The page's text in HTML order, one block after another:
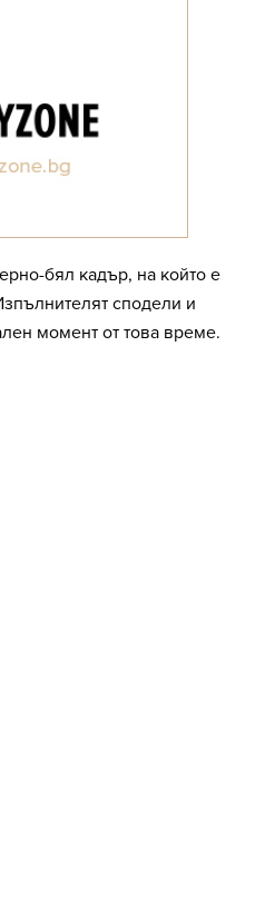
бял кадър, на който е
сподели и
момент от това време.